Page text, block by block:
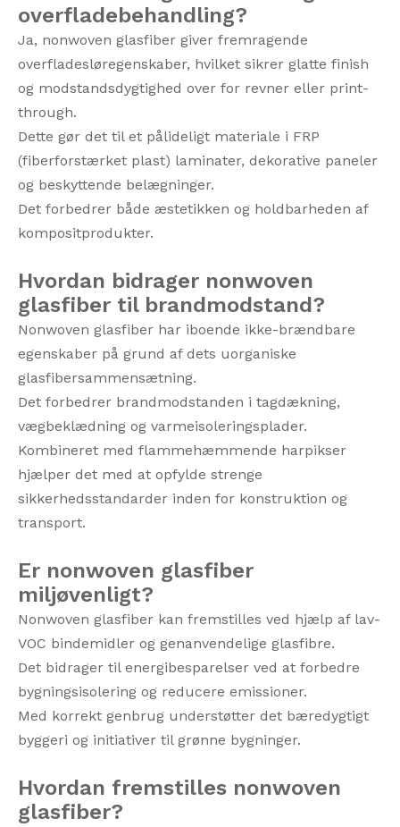
overfladebehandling?
Ja, nonwoven glasfiber giver fremragende
overfladesløregenskaber, hvilket sikrer glatte finish
og modstandsdygtighed over for revner eller print-
through.
Dette gør det til et pålideligt materiale i FRP
(fiberforstærket plast) laminater, dekorative paneler
og beskyttende belægninger.
Det forbedrer både æstetikken og holdbarheden af ​​
kompositprodukter.
Hvordan bidrager nonwoven
glasfiber til brandmodstand?
Nonwoven glasfiber har iboende ikke-brændbare
egenskaber på grund af dets uorganiske
glasfibersammensætning.
Det forbedrer brandmodstanden i tagdækning,
vægbeklædning og varmeisoleringsplader.
Kombineret med flammehæmmende harpikser
hjælper det med at opfylde strenge
sikkerhedsstandarder inden for konstruktion og
transport.
Er nonwoven glasfiber
miljøvenligt?
Nonwoven glasfiber kan fremstilles ved hjælp af lav-
VOC bindemidler og genanvendelige glasfibre.
Det bidrager til energibesparelser ved at forbedre
bygningsisolering og reducere emissioner.
Med korrekt genbrug understøtter det bæredygtigt
byggeri og initiativer til grønne bygninger.
Hvordan fremstilles nonwoven
glasfiber?